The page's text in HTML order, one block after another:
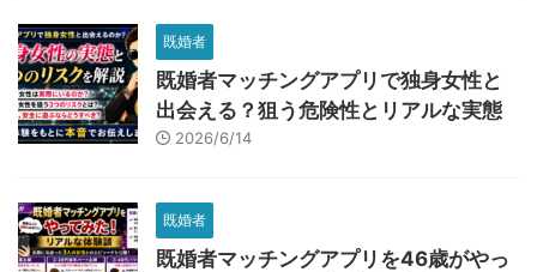
既婚者
既婚者マッチングアプリで独身女性と
出会える？狙う危険性とリアルな実態
2026/6/14
既婚者
既婚者マッチングアプリを46歳がやっ